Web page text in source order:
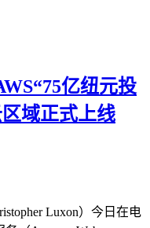
亿纽元投
域正式上线
Luxon）今日在电